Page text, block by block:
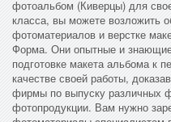
фотоальбом (Киверцы) для
класса, вы можете возложить
фотоматериалов и верстке
Форма. Они опытные и
подготовке макета альбома к
качестве своей работы,
фирмы по выпуску различных
фотопродукции. Вам нужно